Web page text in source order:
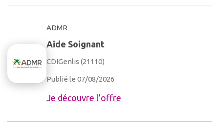
ADMR
Aide Soignant
CDIGenlis (21110)
Publié le 07/08/2026
Je découvre l’offre